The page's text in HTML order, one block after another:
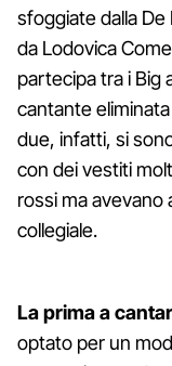
sfoggiate dalla De
da Lodovica
partecipa tra i Big
cantante
due, infatti, si
con dei vestiti
rossi ma avevano
collegiale.
La prima a
optato per un